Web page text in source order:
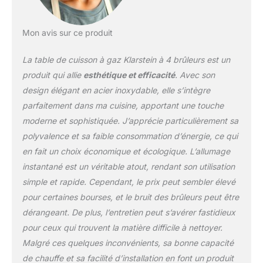
puissance max de 8 kW
au propane et au gaz
naturel, ce qui permet
une utilisation
polyvalente, convient
aussi pour une caravane
et camping. Buses
GPL/GN incluses.
SIMPLE ET FACILE À
UTILISER : Ces tables de
cuisson au gaz avec
allumage sont contrôlées
sans effort par un
poussoir qui peut
empêcher les enfants de
toucher accidentellement
Mon avis sur ce produit
La table de cuisson à gaz Klarstein à 4 brûleurs est un
produit qui allie esthétique et efficacité. Avec son
design élégant en acier inoxydable, elle s’intègre
parfaitement dans ma cuisine, apportant une touche
moderne et sophistiquée. J’apprécie particulièrement sa
polyvalence et sa faible consommation d’énergie, ce qui
en fait un choix économique et écologique. L’allumage
instantané est un véritable atout, rendant son utilisation
simple et rapide. Cependant, le prix peut sembler élevé
pour certaines bourses, et le bruit des brûleurs peut être
dérangeant. De plus, l’entretien peut s’avérer fastidieux
pour ceux qui trouvent la matière difficile à nettoyer.
Malgré ces quelques inconvénients, sa bonne capacité
de chauffe et sa facilité d’installation en font un produit